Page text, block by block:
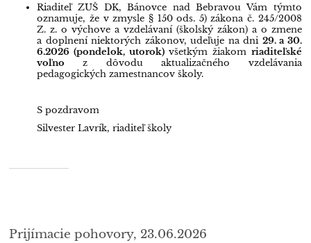
Riaditeľ ZUŠ DK, Bánovce nad Bebravou Vám týmto
oznamuje, že v zmysle § 150 ods. 5) zákona č. 245/2008
Z. z. o výchove a vzdelávaní (školský zákon) a o zmene
a doplnení niektorých zákonov, udeľuje na dni 29. a 30.
6.2026 (pondelok, utorok)všetkým žiakom riaditeľské
voľno z dôvodu aktualizačného vzdelávania
pedagogických zamestnancov školy.
S pozdravom
Silvester Lavrík, riaditeľ školy
Prijímacie pohovory, 23.06.2026